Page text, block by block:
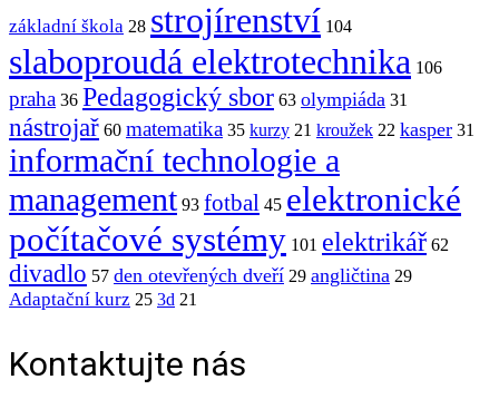
základní škola 28 strojírenství 104
slaboproudá elektrotechnika 106
praha 36 Pedagogický sbor 63 olympiáda 31
nástrojař 60 matematika 35 kurzy 21 kroužek 22 kasper 31
informační technologie a
management 93 fotbal 45 elektronické
počítačové systémy 101 elektrikář 62
divadlo 57 den otevřených dveří 29 angličtina 29
Adaptační kurz 25 3d 21
Kontaktujte nás